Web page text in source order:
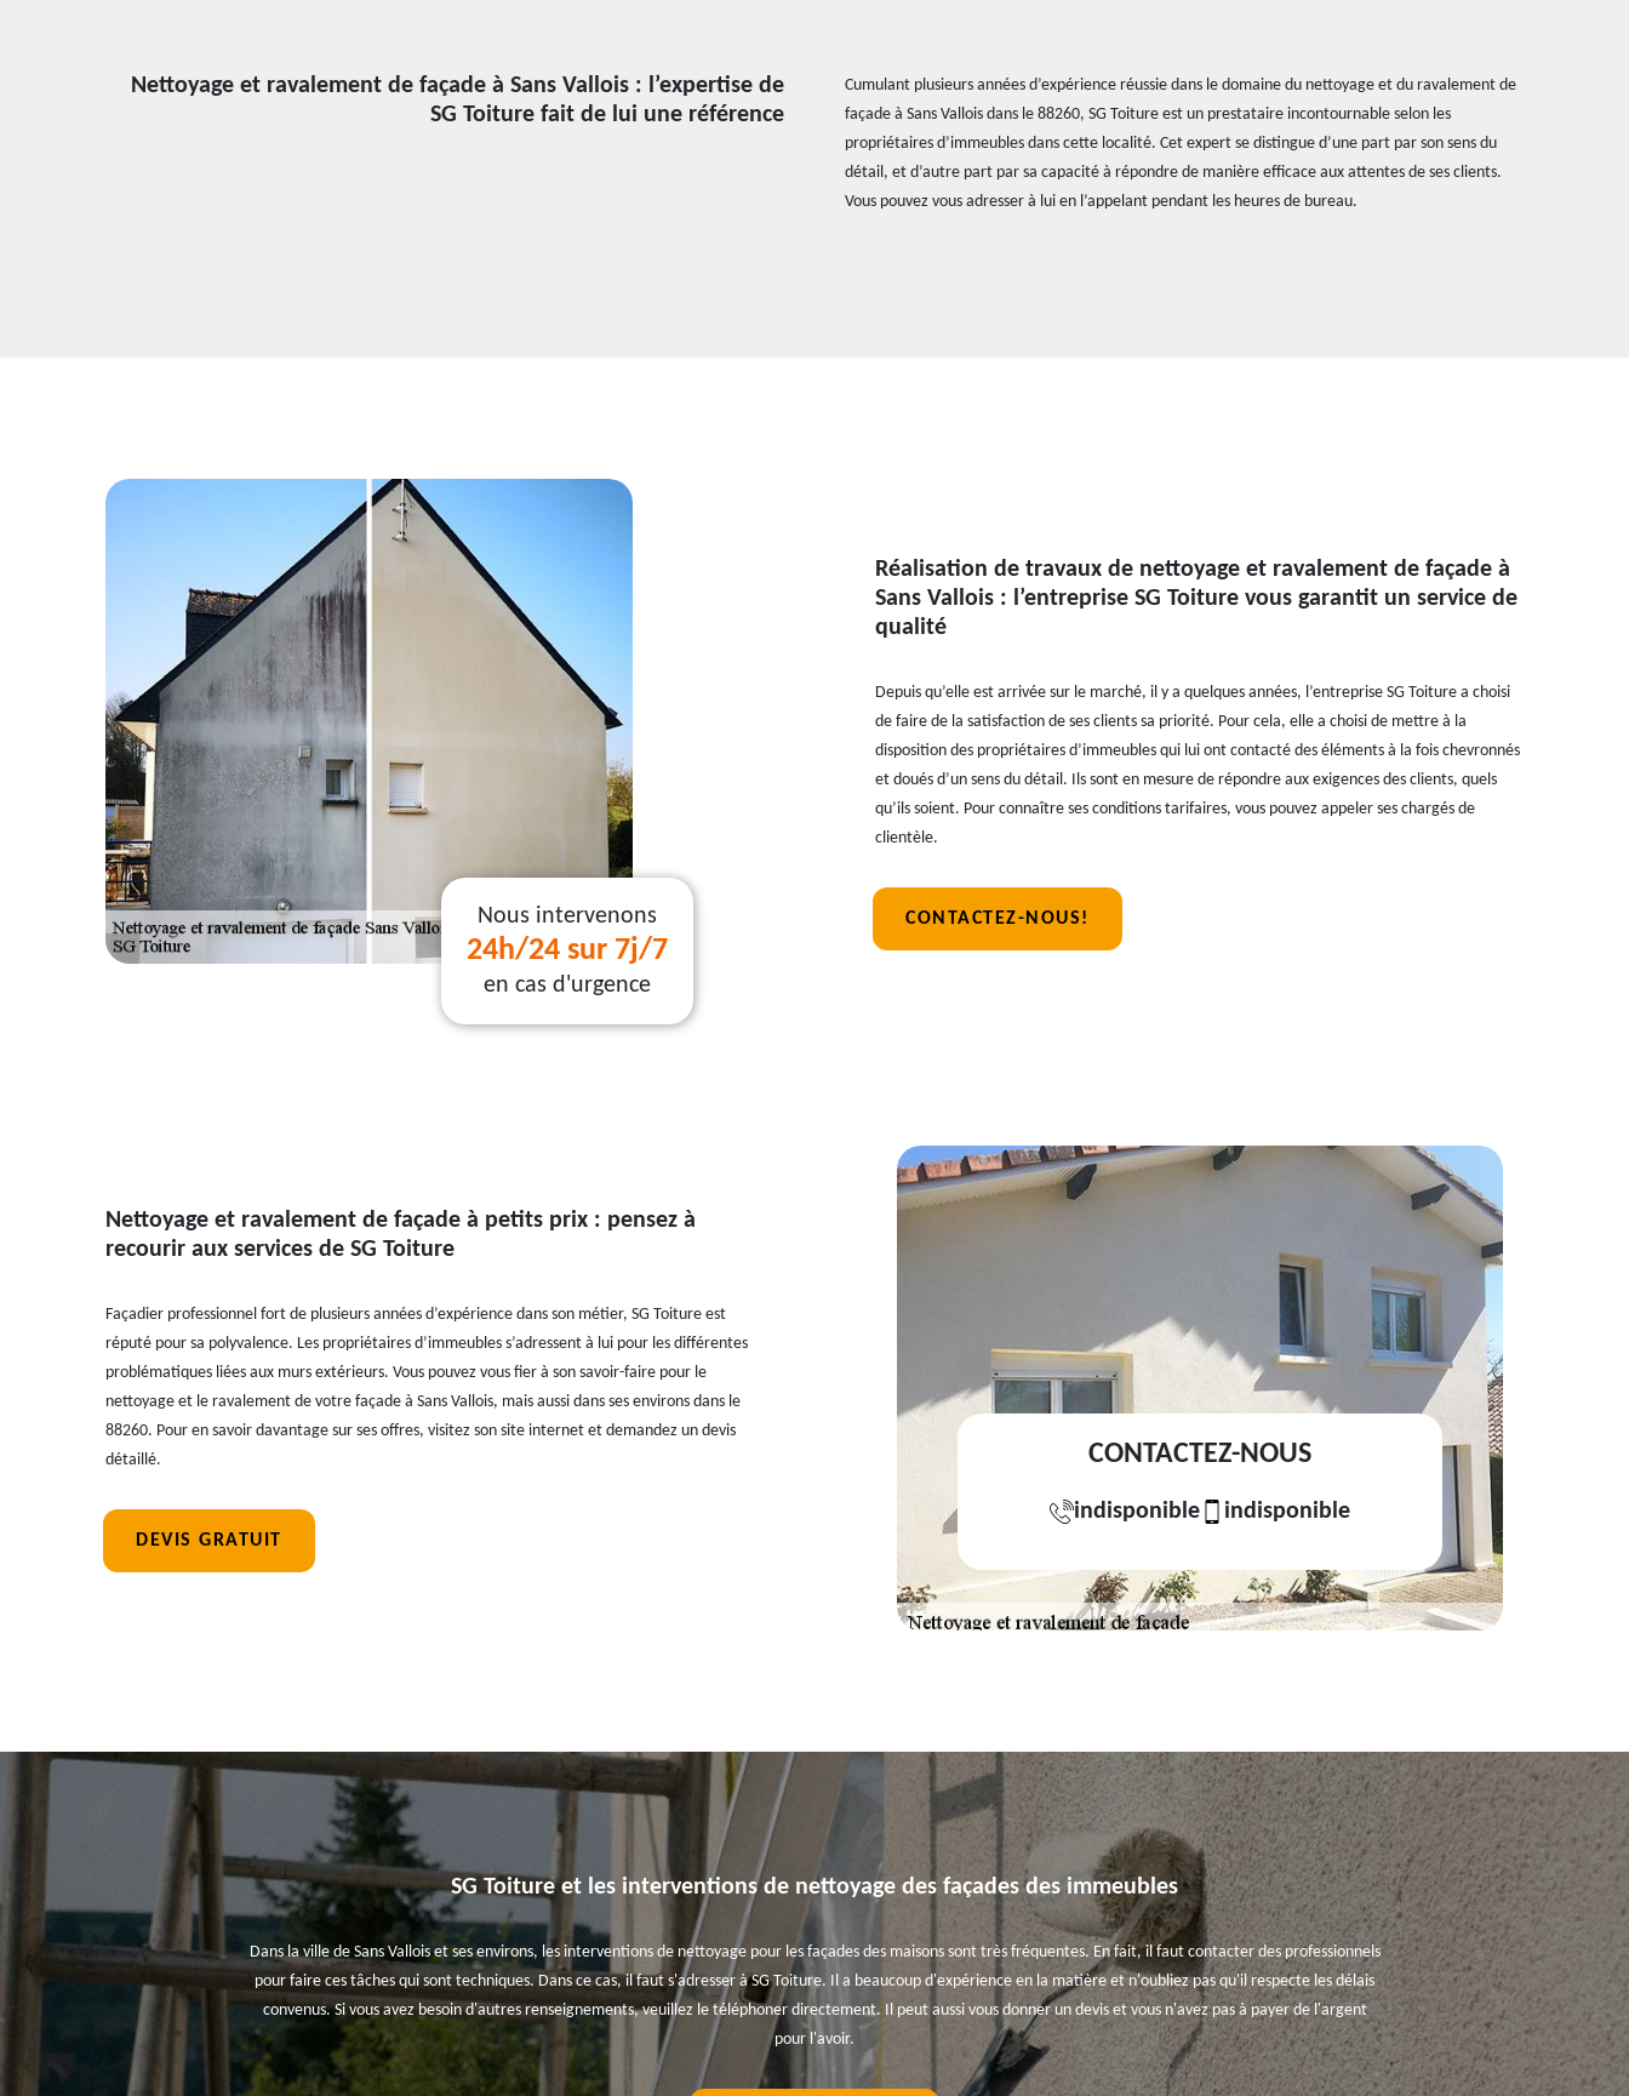
Nettoyage et ravalement de façade à Sans Vallois : l’expertise de
SG Toiture fait de lui une référence
Cumulant plusieurs années d’expérience réussie dans le domaine du nettoyage et du ravalement de
façade à Sans Vallois dans le 88260, SG Toiture est un prestataire incontournable selon les
propriétaires d’immeubles dans cette localité. Cet expert se distingue d’une part par son sens du
détail, et d’autre part par sa capacité à répondre de manière efficace aux attentes de ses clients.
Vous pouvez vous adresser à lui en l’appelant pendant les heures de bureau.
Nous intervenons
24h/24 sur 7j/7
en cas d'urgence
Réalisation de travaux de nettoyage et ravalement de façade à
Sans Vallois : l’entreprise SG Toiture vous garantit un service de
qualité
Depuis qu’elle est arrivée sur le marché, il y a quelques années, l’entreprise SG Toiture a choisi
de faire de la satisfaction de ses clients sa priorité. Pour cela, elle a choisi de mettre à la
disposition des propriétaires d’immeubles qui lui ont contacté des éléments à la fois chevronnés
et doués d’un sens du détail. Ils sont en mesure de répondre aux exigences des clients, quels
qu’ils soient. Pour connaître ses conditions tarifaires, vous pouvez appeler ses chargés de
clientèle.
CONTACTEZ-NOUS!
Nettoyage et ravalement de façade à petits prix : pensez à
recourir aux services de SG Toiture
Façadier professionnel fort de plusieurs années d’expérience dans son métier, SG Toiture est
réputé pour sa polyvalence. Les propriétaires d’immeubles s’adressent à lui pour les différentes
problématiques liées aux murs extérieurs. Vous pouvez vous fier à son savoir-faire pour le
nettoyage et le ravalement de votre façade à Sans Vallois, mais aussi dans ses environs dans le
88260. Pour en savoir davantage sur ses offres, visitez son site internet et demandez un devis
détaillé.
DEVIS GRATUIT
CONTACTEZ-NOUS
indisponible indisponible
SG Toiture et les interventions de nettoyage des façades des immeubles
Dans la ville de Sans Vallois et ses environs, les interventions de nettoyage pour les façades des maisons sont très fréquentes. En fait, il faut contacter des professionnels
pour faire ces tâches qui sont techniques. Dans ce cas, il faut s'adresser à SG Toiture. Il a beaucoup d'expérience en la matière et n'oubliez pas qu'il respecte les délais
convenus. Si vous avez besoin d'autres renseignements, veuillez le téléphoner directement. Il peut aussi vous donner un devis et vous n'avez pas à payer de l'argent
pour l'avoir.